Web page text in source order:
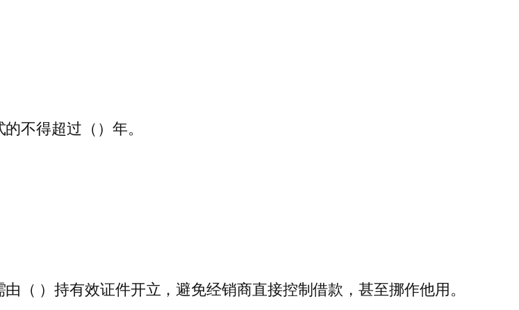
不得超过（）年。
（ ）持有效证件开立，避免经销商直接控制借款，甚至挪作他用。